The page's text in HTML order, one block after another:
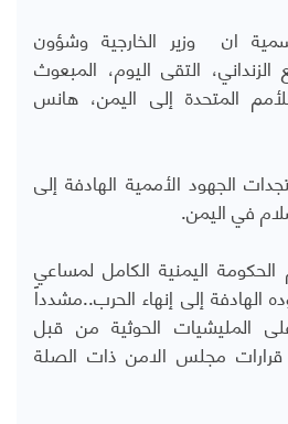
ان وزير الخارجية وشؤون
الزنداني، التقى اليوم، المبعوث
المتحدة إلى اليمن، هانس
الجهود الأممية الهادفة إلى
في اليمن.
الحكومة اليمنية الكامل لمساعي
الهادفة إلى إنهاء الحرب..مشدداً
المليشيات الحوثية من قبل
قرارات مجلس الامن ذات الصلة